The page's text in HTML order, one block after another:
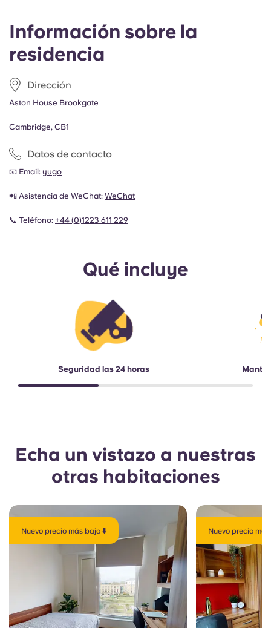
Información sobre la
residencia
Dirección
Aston House Brookgate
Cambridge, CB1
Datos de contacto
📧 Email: yugo
📲 Asistencia de WeChat: WeChat
📞 Teléfono: +44 (0)1223 611 229
Qué incluye
Seguridad las 24 horas
Echa un vistazo a nuestras
otras habitaciones
Nuevo precio más bajo ⬇️ Nuevo precio